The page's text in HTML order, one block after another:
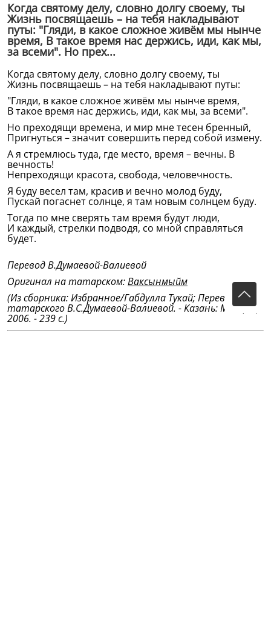
Когда святому делу, словно долгу своему, ты
Жизнь посвящаешь – на тебя накладывают
путы: "Гляди, в какое сложное живём мы нынче
время, В такое время нас держись, иди, как мы,
за всеми". Но прех...
Когда святому делу, словно долгу своему, ты
Жизнь посвящаешь – на тебя накладывают путы:
"Гляди, в какое сложное живём мы нынче время,
В такое время нас держись, иди, как мы, за всеми".
Но преходящи времена, и мир мне тесен бренный,
Пригнуться – значит совершить перед собой измену.
А я стремлюсь туда, где место, время – вечны. В
вечность!
Непреходящи красота, свобода, человечность.
Я буду весел там, красив и вечно молод буду,
Пускай погаснет солнце, я там новым солнцем буду.
Тогда по мне сверять там время будут люди,
И каждый, стрелки подводя, со мной справляться
будет.
Перевод В.Думаевой-Валиевой
Оригинал на татарском:Ваксынмыйм
(Из сборника: Избранное/Габдулла Тукай; Перевод с
татарского В.С.Думаевой-Валиевой. - Казань: Магариф,
2006. - 239 с.)